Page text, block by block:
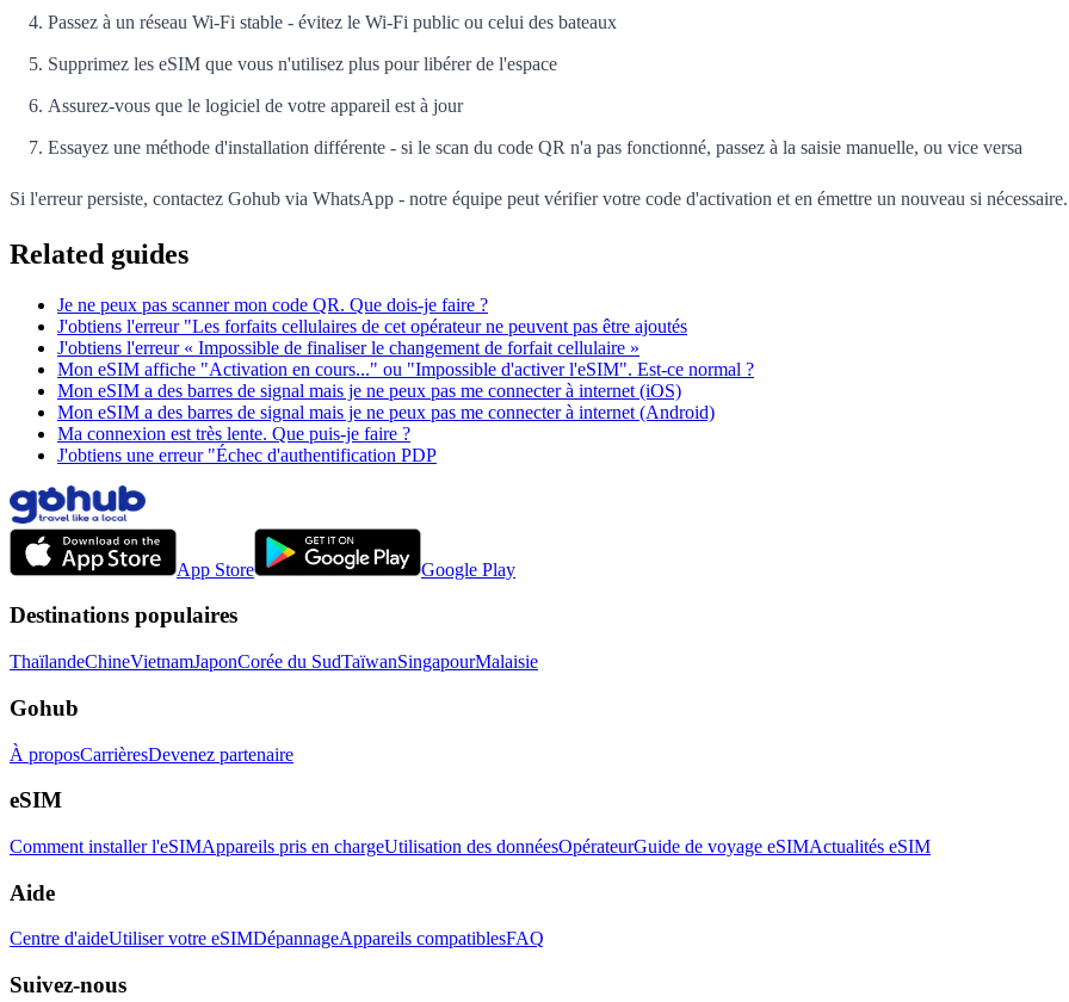
Passez à un réseau Wi-Fi stable - évitez le Wi-Fi public ou celui des bateaux
Supprimez les eSIM que vous n'utilisez plus pour libérer de l'espace
Assurez-vous que le logiciel de votre appareil est à jour
Essayez une méthode d'installation différente - si le scan du code QR n'a pas fonctionné, passez à la saisie manuelle, ou vice versa
Si l'erreur persiste, contactez Gohub via WhatsApp - notre équipe peut vérifier votre code d'activation et en émettre un nouveau si nécessaire.
Related guides
Je ne peux pas scanner mon code QR. Que dois-je faire ?
J'obtiens l'erreur "Les forfaits cellulaires de cet opérateur ne peuvent pas être ajoutés
J'obtiens l'erreur « Impossible de finaliser le changement de forfait cellulaire »
Mon eSIM affiche "Activation en cours..." ou "Impossible d'activer l'eSIM". Est-ce normal ?
Mon eSIM a des barres de signal mais je ne peux pas me connecter à internet (iOS)
Mon eSIM a des barres de signal mais je ne peux pas me connecter à internet (Android)
Ma connexion est très lente. Que puis-je faire ?
J'obtiens une erreur "Échec d'authentification PDP
App Store Google Play
Destinations populaires
ThaïlandeChineVietnamJaponCorée du SudTaïwanSingapourMalaisie
Gohub
À proposCarrièresDevenez partenaire
eSIM
Comment installer l'eSIMAppareils pris en chargeUtilisation des donnéesOpérateurGuide de voyage eSIMActualités eSIM
Aide
Centre d'aideUtiliser votre eSIMDépannageAppareils compatiblesFAQ
Suivez-nous